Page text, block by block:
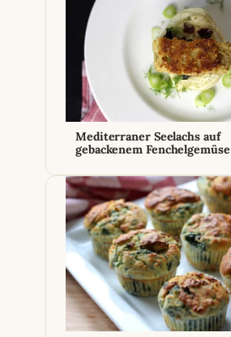
Mediterraner Seelachs auf
gebackenem Fenchelgemüse